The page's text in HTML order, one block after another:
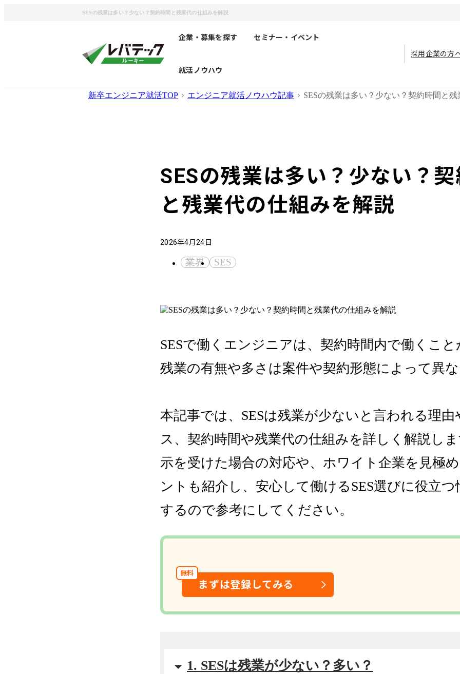
SESの残業は多い？少ない？契約時間と残業代の仕組みを解説
企業・募集を探す セミナー・イベント
就活ノウハウ
採用企業の方
新卒エンジニア就活TOP エンジニア就活ノウハウ記事 SESの残業は多い？少ない？契約時間と
SESの残業は多い？少ない？
と残業代の仕組みを解説
2026年4月24日
業界 SES
SESで働くエンジニアは、契約時間内で働くこ
残業の有無や多さは案件や契約形態によって異
本記事では、SESは残業が少ないと言われる理
ス、契約時間や残業代の仕組みを詳しく解説し
示を受けた場合の対応や、ホワイト企業を見極
ントも紹介し、安心して働けるSES選びに役立つ
するので参考にしてください。
無料
まずは登録してみる
1. SESは残業が少ない？多い？